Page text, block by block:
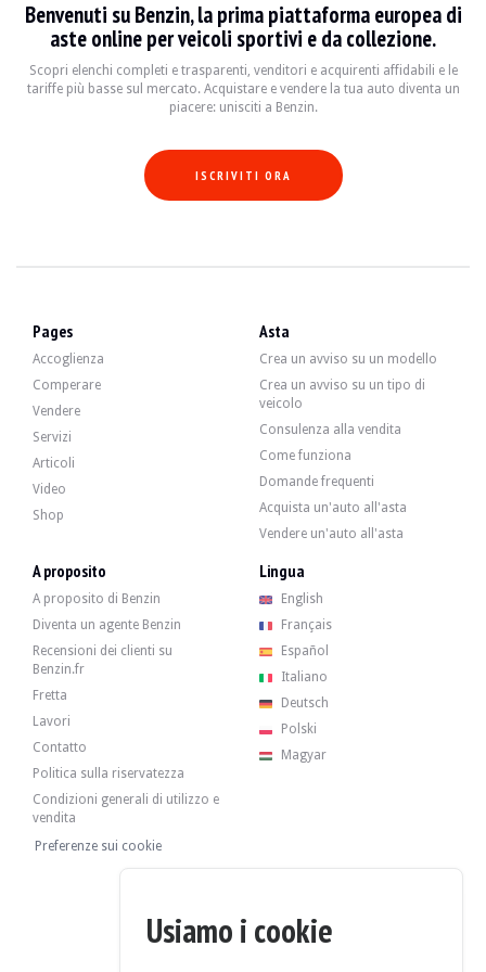
VISITE Sì
VENDITE Professionale
Descrizione
All'interno, il venditore dichiara che il veicolo è in buone condizioni. I
Il motore originale a 4 cilindri da 1,3 litri sviluppa 70 CV. Il venditore
- Sostituzione del servofreno
- Sostituzione delle pinze e delle pastiglie dei freni anteriori
- Restauro del carburatore
La vettura ha i suoi 4 cerchi originali in buone condizioni, con pneumatici in
Il venditore è un professionista con sede ad Almería, in Spagna, e accetta
Il venditore ha deciso di fissare un prezzo di riserva.
Galleria
Benvenuti su Benzin, la prima piattaforma europea di
aste online per veicoli sportivi e da collezione.
Scopri elenchi completi e trasparenti, venditori e acquirenti affidabili e le
tariffe più basse sul mercato. Acquistare e vendere la tua auto diventa un
piacere: unisciti a Benzin.
ISCRIVITI ORA
Pages
Accoglienza
Comperare
Vendere
Servizi
Articoli
Video
Shop
Asta
Crea un avviso su un modello
Crea un avviso su un tipo di
veicolo
Consulenza alla vendita
Come funziona
Domande frequenti
Acquista un'auto all'asta
Vendere un'auto all'asta
A proposito
A proposito di Benzin
Diventa un agente Benzin
Recensioni dei clienti su
Benzin.fr
Fretta
Lavori
Contatto
Politica sulla riservatezza
Condizioni generali di utilizzo e
vendita
Preferenze sui cookie
Lingua
English
Français
Español
Italiano
Deutsch
Polski
Magyar
Usiamo i cookie